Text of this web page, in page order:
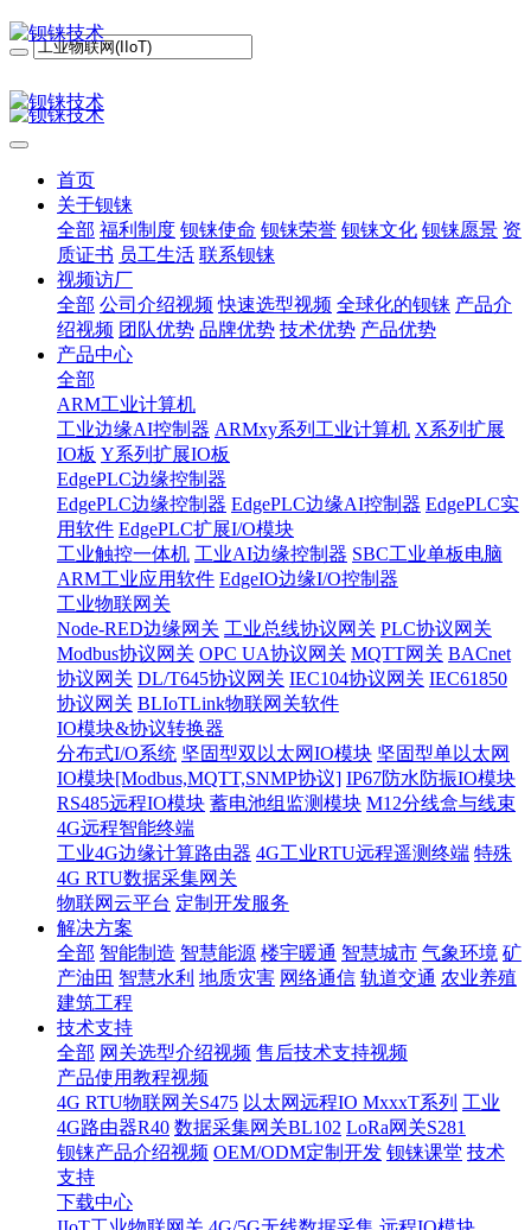
首页
关于钡铼
全部 福利制度 钡铼使命 钡铼荣誉 钡铼文化 钡铼愿景 资
质证书 员工生活 联系钡铼
视频访厂
全部 公司介绍视频 快速选型视频 全球化的钡铼 产品介
绍视频 团队优势 品牌优势 技术优势 产品优势
产品中心
全部
ARM工业计算机
工业边缘AI控制器 ARMxy系列工业计算机 X系列扩展
IO板 Y系列扩展IO板
EdgePLC边缘控制器
EdgePLC边缘控制器 EdgePLC边缘AI控制器 EdgePLC实
用软件 EdgePLC扩展I/O模块
工业触控一体机 工业AI边缘控制器 SBC工业单板电脑
ARM工业应用软件 EdgeIO边缘I/O控制器
工业物联网关
Node-RED边缘网关 工业总线协议网关 PLC协议网关
Modbus协议网关 OPC UA协议网关 MQTT网关 BACnet
协议网关 DL/T645协议网关 IEC104协议网关 IEC61850
协议网关 BLIoTLink物联网关软件
IO模块&协议转换器
分布式I/O系统 坚固型双以太网IO模块 坚固型单以太网
IO模块[Modbus,MQTT,SNMP协议] IP67防水防振IO模块
RS485远程IO模块 蓄电池组监测模块 M12分线盒与线束
4G远程智能终端
工业4G边缘计算路由器 4G工业RTU远程遥测终端 特殊
4G RTU数据采集网关
物联网云平台 定制开发服务
解决方案
全部 智能制造 智慧能源 楼宇暖通 智慧城市 气象环境 矿
产油田 智慧水利 地质灾害 网络通信 轨道交通 农业养殖
建筑工程
技术支持
全部 网关选型介绍视频 售后技术支持视频
产品使用教程视频
4G RTU物联网关S475 以太网远程IO MxxxT系列 工业
4G路由器R40 数据采集网关BL102 LoRa网关S281
钡铼产品介绍视频 OEM/ODM定制开发 钡铼课堂 技术
支持
下载中心